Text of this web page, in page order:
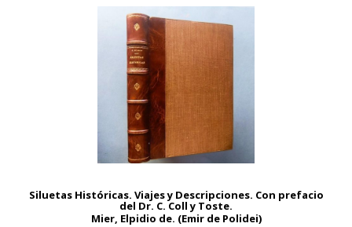
Siluetas Históricas. Viajes y Descripciones. Con prefacio
del Dr. C. Coll y Toste.
Mier, Elpidio de. (Emir de Polidei)